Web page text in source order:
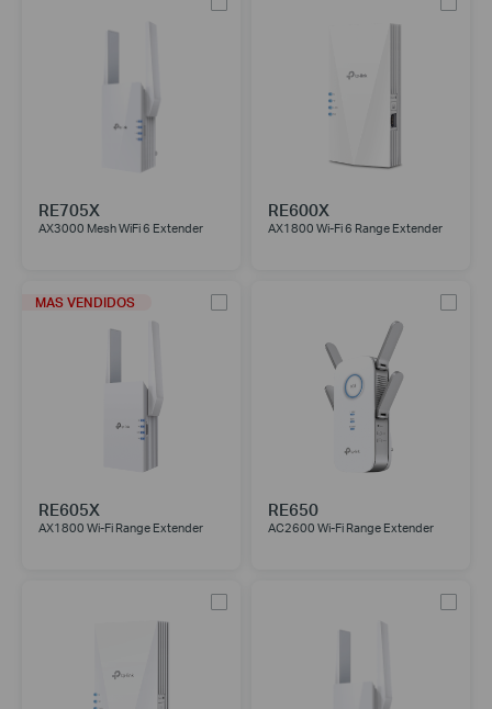
RE705X
AX3000 Mesh WiFi 6 Extender
RE600X
AX1800 Wi-Fi 6 Range Extender
MAS VENDIDOS
RE605X
AX1800 Wi-Fi Range Extender
RE650
AC2600 Wi-Fi Range Extender